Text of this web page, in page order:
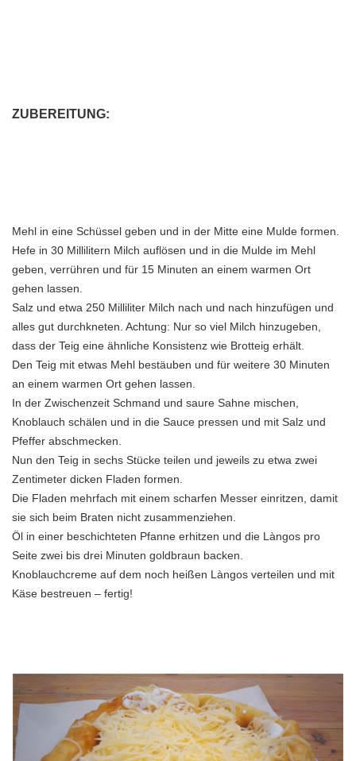
ZUBEREITUNG:
Mehl in eine Schüssel geben und in der Mitte eine Mulde formen.
Hefe in 30 Millilitern Milch auflösen und in die Mulde im Mehl
geben, verrühren und für 15 Minuten an einem warmen Ort
gehen lassen.
Salz und etwa 250 Milliliter Milch nach und nach hinzufügen und
alles gut durchkneten. Achtung: Nur so viel Milch hinzugeben,
dass der Teig eine ähnliche Konsistenz wie Brotteig erhält.
Den Teig mit etwas Mehl bestäuben und für weitere 30 Minuten
an einem warmen Ort gehen lassen.
In der Zwischenzeit Schmand und saure Sahne mischen,
Knoblauch schälen und in die Sauce pressen und mit Salz und
Pfeffer abschmecken.
Nun den Teig in sechs Stücke teilen und jeweils zu etwa zwei
Zentimeter dicken Fladen formen.
Die Fladen mehrfach mit einem scharfen Messer einritzen, damit
sie sich beim Braten nicht zusammenziehen.
Öl in einer beschichteten Pfanne erhitzen und die Làngos pro
Seite zwei bis drei Minuten goldbraun backen.
Knoblauchcreme auf dem noch heißen Làngos verteilen und mit
Käse bestreuen – fertig!